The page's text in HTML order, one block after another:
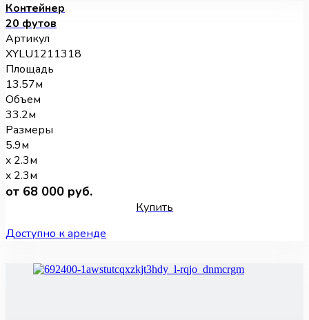
Контейнер
20 футов
Артикул
XYLU1211318
Площадь
13.57м
Объем
33.2м
Размеры
5.9м
x 2.3м
x 2.3м
от 68 000 руб.
Купить
Доступно к аренде